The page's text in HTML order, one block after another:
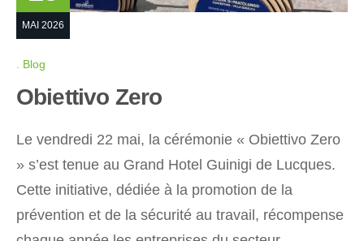
MAI 2026
Blog
Obiettivo Zero
Le vendredi 22 mai, la cérémonie « Obiettivo Zero
» s’est tenue au Grand Hotel Guinigi de Lucques.
Cette initiative, dédiée à la promotion de la
prévention et de la sécurité au travail, récompense